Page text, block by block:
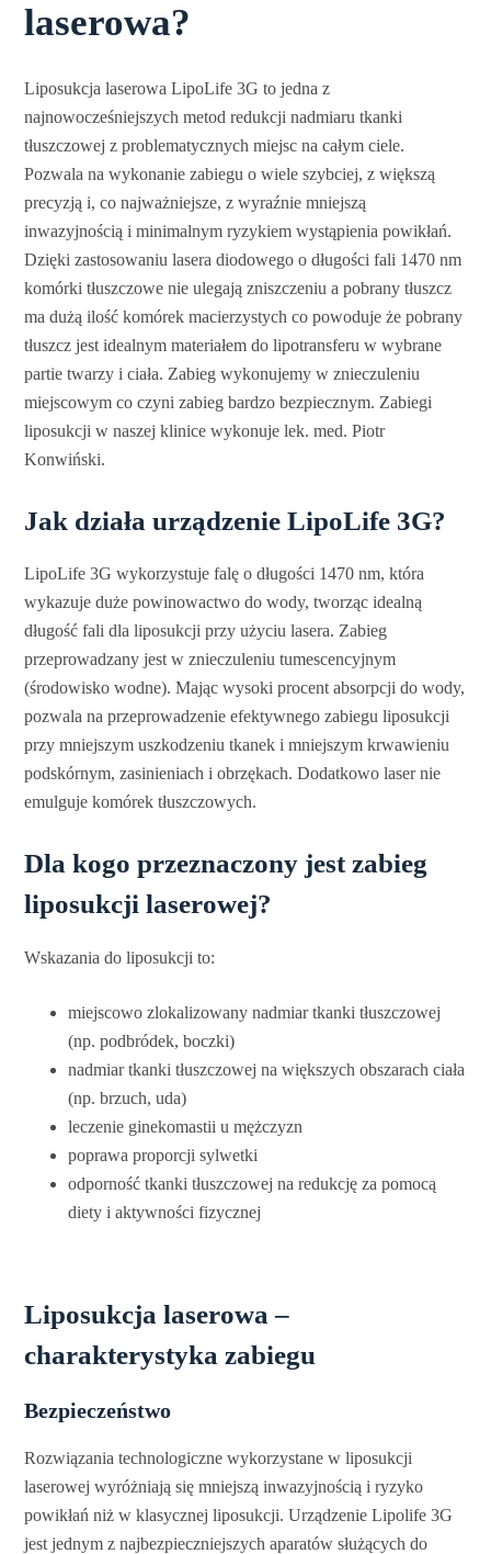
laserowa?
Liposukcja laserowa LipoLife 3G to jedna z
najnowocześniejszych metod redukcji nadmiaru tkanki
tłuszczowej z problematycznych miejsc na całym ciele.
Pozwala na wykonanie zabiegu o wiele szybciej, z większą
precyzją i, co najważniejsze, z wyraźnie mniejszą
inwazyjnością i minimalnym ryzykiem wystąpienia powikłań.
Dzięki zastosowaniu lasera diodowego o długości fali 1470 nm
komórki tłuszczowe nie ulegają zniszczeniu a pobrany tłuszcz
ma dużą ilość komórek macierzystych co powoduje że pobrany
tłuszcz jest idealnym materiałem do lipotransferu w wybrane
partie twarzy i ciała. Zabieg wykonujemy w znieczuleniu
miejscowym co czyni zabieg bardzo bezpiecznym. Zabiegi
liposukcji w naszej klinice wykonuje lek. med. Piotr
Konwiński.
Jak działa urządzenie LipoLife 3G?
LipoLife 3G wykorzystuje falę o długości 1470 nm, która
wykazuje duże powinowactwo do wody, tworząc idealną
długość fali dla liposukcji przy użyciu lasera. Zabieg
przeprowadzany jest w znieczuleniu tumescencyjnym
(środowisko wodne). Mając wysoki procent absorpcji do wody,
pozwala na przeprowadzenie efektywnego zabiegu liposukcji
przy mniejszym uszkodzeniu tkanek i mniejszym krwawieniu
podskórnym, zasinieniach i obrzękach. Dodatkowo laser nie
emulguje komórek tłuszczowych.
Dla kogo przeznaczony jest zabieg
liposukcji laserowej?
Wskazania do liposukcji to:
miejscowo zlokalizowany nadmiar tkanki tłuszczowej
(np. podbródek, boczki)
nadmiar tkanki tłuszczowej na większych obszarach ciała
(np. brzuch, uda)
leczenie ginekomastii u mężczyzn
poprawa proporcji sylwetki
odporność tkanki tłuszczowej na redukcję za pomocą
diety i aktywności fizycznej
Liposukcja laserowa –
charakterystyka zabiegu
Bezpieczeństwo
Rozwiązania technologiczne wykorzystane w liposukcji
laserowej wyróżniają się mniejszą inwazyjnością i ryzyko
powikłań niż w klasycznej liposukcji. Urządzenie Lipolife 3G
jest jednym z najbezpieczniejszych aparatów służących do